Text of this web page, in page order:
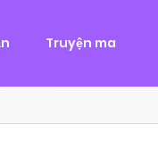
Truyện ma
Cho đến một
và...